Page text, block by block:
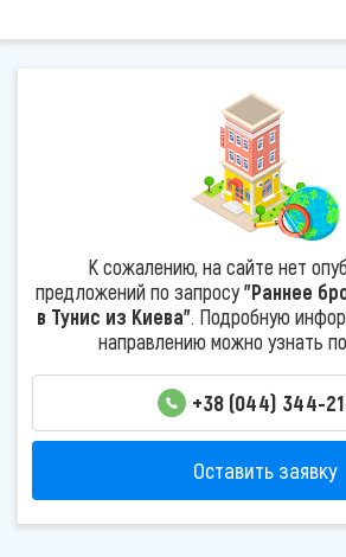
К сожалению, на сайте нет
предложений по запросу"Раннее
в Тунис из Киева". Подробную
направлению можно узнать
+38 (044) 344-
Оставить заявку